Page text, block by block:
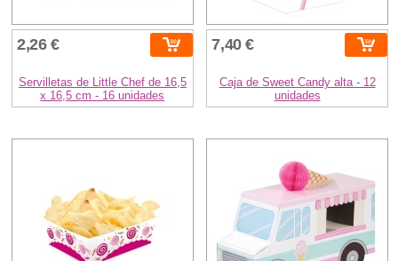
2,26 €
Servilletas de Little Chef de 16,5
x 16,5 cm - 16 unidades
7,40 €
Caja de Sweet Candy alta - 12
unidades